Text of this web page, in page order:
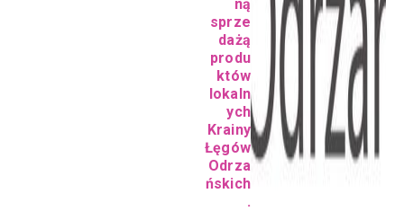
ną
sprze
dażą
produ
któw
lokaln
ych
Krainy
Łęgów
Odrza
ńskich
.